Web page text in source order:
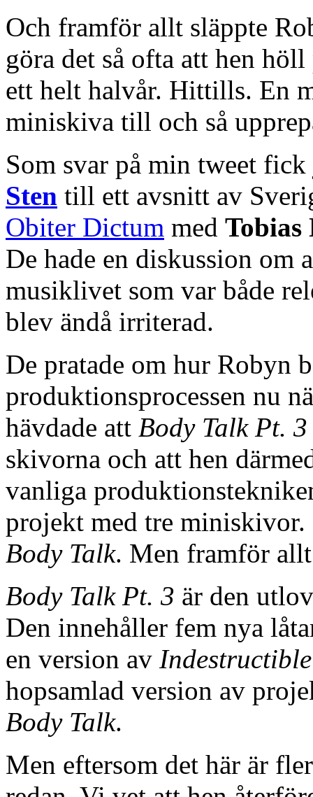
Och framför allt släppte
göra det så ofta att hen
ett helt halvår. Hittills. En
miniskiva till och så
Som svar på min tweet
Sten till ett avsnitt av
Obiter Dictum med Tobias
De hade en diskussion om
musiklivet som var både
blev ändå irriterad.
De pratade om hur Robyn
produktionsprocessen nu
hävdade att Body Talk Pt. 3
skivorna och att hen
vanliga
projekt med tre
Body Talk. Men framför allt
Body Talk Pt. 3 är den
Den innehåller fem nya
en version av Indestructible
hopsamlad version av
Body Talk.
Men eftersom det här är